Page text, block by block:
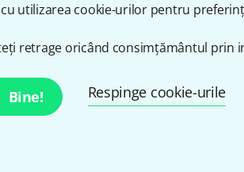
utilizarea cookie-urilor pentru
retrage oricând consimțământul prin
Bine! Respinge cookie-urile
produse D16 Group, 22 dintre
Oferte Promoţionale. Avem
cât se poate de bine despre D16
rapoarte despre D16 Group produse
60 recenzii de la clienţi şi 30 rapoarte
D16 Group este un exemplu foarte
Group sunt în stoc momentan şi pot fi
D16 Group sunt mai mult